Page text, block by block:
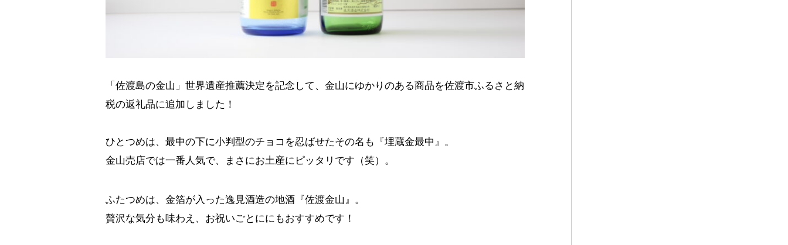
「佐渡島の金山」世界遺産推薦決定を記念して、金山にゆかりのある商品を佐渡市ふるさと納
税の返礼品に追加しました！
ひとつめは、最中の下に小判型のチョコを忍ばせたその名も『埋蔵金最中』。
金山売店では一番人気で、まさにお土産にピッタリです（笑）。
ふたつめは、金箔が入った逸見酒造の地酒『佐渡金山』。
贅沢な気分も味わえ、お祝いごとににもおすすめです！